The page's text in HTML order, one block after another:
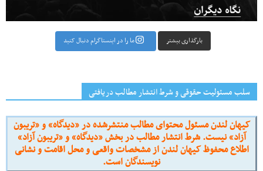
بارگذاری بیشتر ما را در اینستاگرام دنبال کنید
سلب مسئولیت حقوقی و شرط انتشار مطالب دریافتی
کیهان لندن مسئول محتوای مطالب منتشرشده در «دیدگاه» و «تریبون
آزاد» نیست. شرط انتشار مطالب در بخش «دیدگاه» و «تریبون آزاد»
اطلاع محفوظ کیهان لندن از مشخصات واقعی و محل اقامت و نشانی
نویسندگان است.